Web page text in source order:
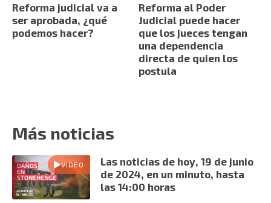
Reforma judicial va a
ser aprobada, ¿qué
podemos hacer?
Reforma al Poder
Judicial puede hacer
que los jueces tengan
una dependencia
directa de quien los
postula
Más noticias
VIDEO
Las noticias de hoy, 19 de junio
de 2024, en un minuto, hasta
las 14:00 horas